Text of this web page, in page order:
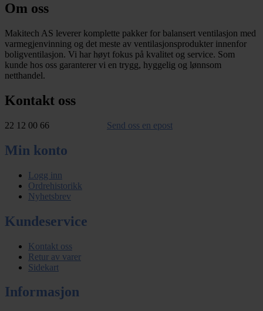
Om oss
Makitech AS leverer komplette pakker for balansert ventilasjon med
varmegjenvinning og det meste av ventilasjonsprodukter innenfor
boligventilasjon. Vi har høyt fokus på kvalitet og service. Som
kunde hos oss garanterer vi en trygg, hyggelig og lønnsom
netthandel.
Kontakt oss
22 12 00 66 Send oss en epost
Min konto
Logg inn
Ordrehistorikk
Nyhetsbrev
Kundeservice
Kontakt oss
Retur av varer
Sidekart
Informasjon